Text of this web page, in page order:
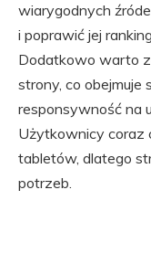
wiarygodnych
i poprawić jej
Dodatkowo warto
strony, co obejmuje
responsywność na
Użytkownicy coraz
tabletów, dlatego
potrzeb.